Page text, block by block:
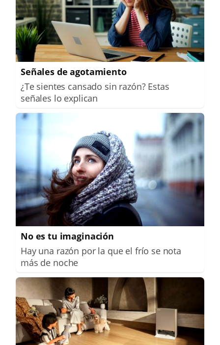
Señales de agotamiento
¿Te sientes cansado sin razón? Estas
señales lo explican
No es tu imaginación
Hay una razón por la que el frío se nota
más de noche